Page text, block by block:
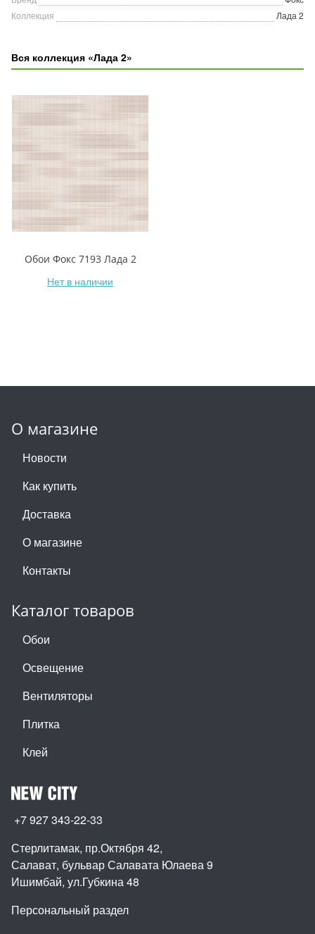
Коллекция
Лада 2
Вся коллекция «Лада 2»
Обои Фокс 7193 Лада 2
Нет в наличии
О магазине
Новости
Как купить
Доставка
О магазине
Контакты
Каталог товаров
Обои
Освещение
Вентиляторы
Плитка
Клей
+7 927 343-22-33
Стерлитамак, пр.Октября 42,
Салават, бульвар Салавата Юлаева 9
Ишимбай, ул.Губкина 48
Персональный раздел